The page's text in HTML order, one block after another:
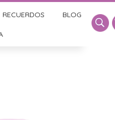
RECUERDOS BLOG